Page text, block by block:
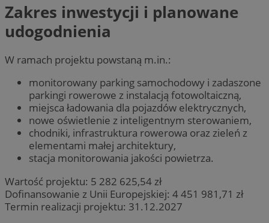
Zakres inwestycji i planowane
udogodnienia
W ramach projektu powstaną m.in.:
monitorowany parking samochodowy i zadaszone
parkingi rowerowe z instalacją fotowoltaiczną,
miejsca ładowania dla pojazdów elektrycznych,
nowe oświetlenie z inteligentnym sterowaniem,
chodniki, infrastruktura rowerowa oraz zieleń z
elementami małej architektury,
stacja monitorowania jakości powietrza.
Wartość projektu: 5 282 625,54 zł
Dofinansowanie z Unii Europejskiej: 4 451 981,71 zł
Termin realizacji projektu: 31.12.2027